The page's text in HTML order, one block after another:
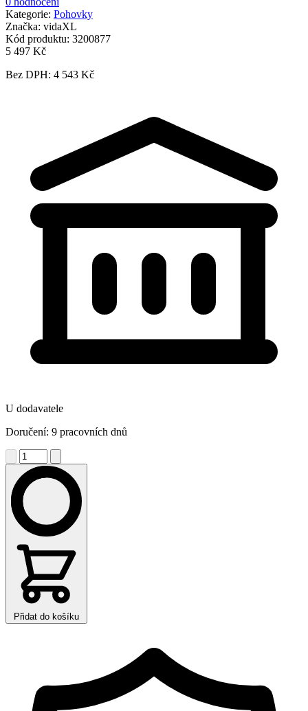
Kategorie: Pohovky
Značka: vidaXL
Kód produktu: 3200877
5 497 Kč
Bez DPH: 4 543 Kč
U dodavatele
Doručení: 9 pracovních dnů
Přidat do košíku